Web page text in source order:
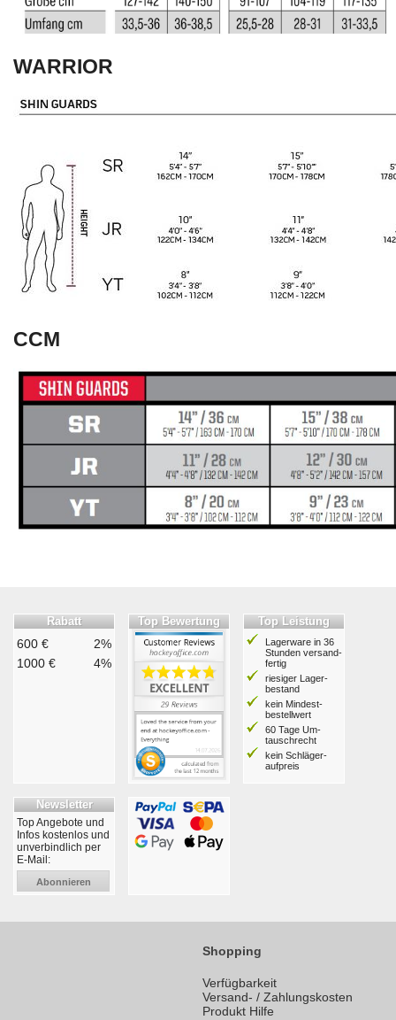
WARRIOR
CCM
Rabatt
600 €
2%
1000 €
4%
Top Bewertung Top Leistung
Lagerware in 36
Stunden ver­sand­
fertig
riesiger Lager­
bestand
kein Mindest­
bestell­wert
60 Tage Um­
tausch­recht
kein Schläger­
aufpreis
Newsletter
Top Angebote und
Infos kostenlos und
unverbindlich per
E-Mail:
Abonnieren
Shopping
Verfügbarkeit
Versand- / Zahlungskosten
Produkt Hilfe